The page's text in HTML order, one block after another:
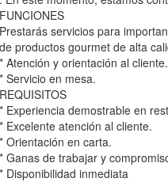
FUNCIONES
Prestarás servicios para
de productos gourmet de alta
* Atención y orientación al cliente.
* Servicio en mesa.
REQUISITOS
* Experiencia demostrable en
* Excelente atención al cliente.
* Orientación en carta.
* Ganas de trabajar y
* Disponibilidad inmediata